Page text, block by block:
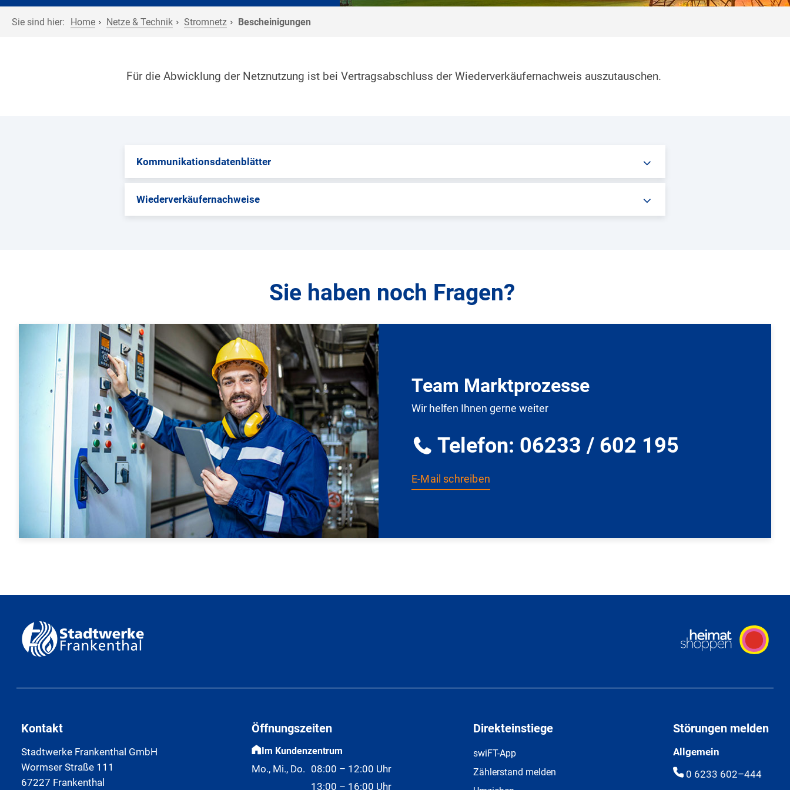
Sie sind hier: Home Netze & Technik Stromnetz Bescheinigungen
Für die Abwicklung der Netznutzung ist bei Vertragsabschluss der Wiederverkäufernachweis auszutauschen.
Kommunikationsdatenblätter
Wiederverkäufernachweise
Sie haben noch Fragen?
Team Marktprozesse
Wir helfen Ihnen gerne weiter
Telefon: 06233 / 602 195
E-Mail schreiben
Kontakt
Stadtwerke Frankenthal GmbH
Wormser Straße 111
67227 Frankenthal
Öffnungszeiten
Im Kundenzentrum
Mo., Mi., Do. 08:00 – 12:00 Uhr
13:00 – 16:00 Uhr
Direkteinstiege
swiFT-App
Zählerstand melden
Störungen melden
Allgemein
0 6233 602–444